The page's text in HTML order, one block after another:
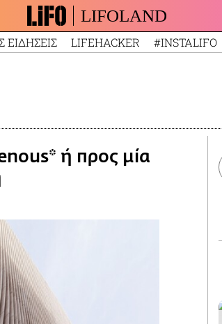
LIFOLAND
LIFEHACKER #INSTALIFO
ή προς μία